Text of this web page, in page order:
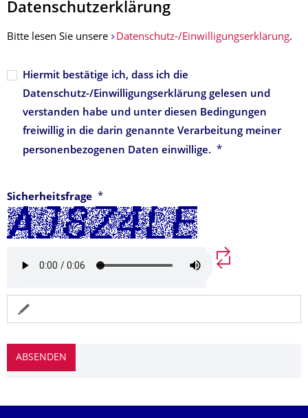
Datenschutzerklärung
Bitte lesen Sie unsere Datenschutz-/Einwilligungserklärung.
Hiermit bestätige ich, dass ich die
Datenschutz-/Einwilligungserklärung gelesen und
verstanden habe und unter diesen Bedingungen
freiwillig in die darin genannte Verarbeitung meiner
personenbezogenen Daten einwillige. *
Sicherheitsfrage *